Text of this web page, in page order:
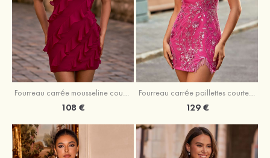
Fourreau carrée mousseline courte/mini robe de fête de la rentré avec volants
108 €
Fourreau carrée paillettes courte/mini robe de fête de la rentrée
129 €